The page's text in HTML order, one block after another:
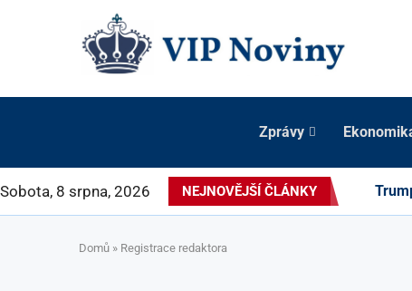
Zprávy
Sobota, 8 srpna, 2026 NEJNOVĚJŠÍ ČLÁNKY
Domů » Registrace redaktora